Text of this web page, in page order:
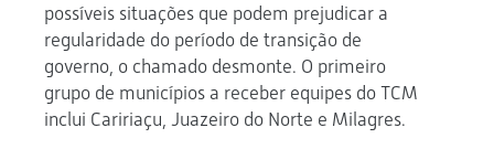
possíveis situações que podem prejudicar a
regularidade do período de transição de
governo, o chamado desmonte. O primeiro
grupo de municípios a receber equipes do TCM
inclui Caririaçu, Juazeiro do Norte e Milagres.